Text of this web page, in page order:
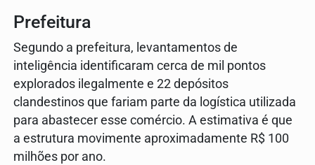
Prefeitura
Segundo a prefeitura, levantamentos de
inteligência identificaram cerca de mil pontos
explorados ilegalmente e 22 depósitos
clandestinos que fariam parte da logística utilizada
para abastecer esse comércio. A estimativa é que
a estrutura movimente aproximadamente R$ 100
milhões por ano.